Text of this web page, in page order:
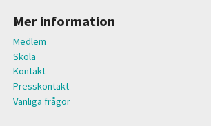
Mer information
Medlem
Skola
Kontakt
Presskontakt
Vanliga frågor